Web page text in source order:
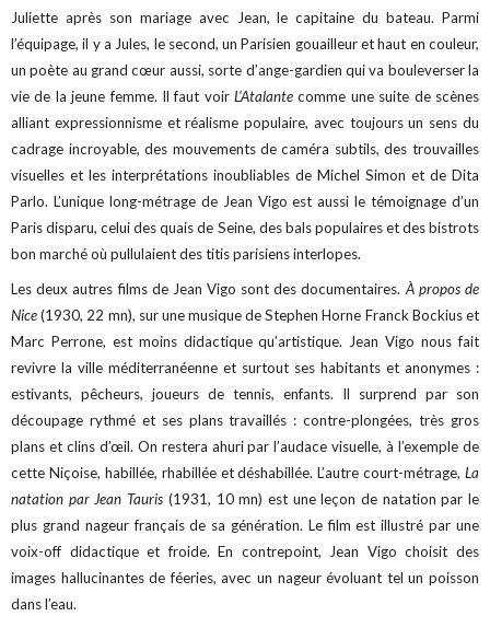
Juliette après son mariage avec Jean, le capitaine du bateau. Parmi
l’équipage, il y a Jules, le second, un Parisien gouailleur et haut en couleur,
un poète au grand cœur aussi, sorte d’ange-gardien qui va bouleverser la
vie de la jeune femme. Il faut voirL'Atalantecomme une suite de scènes
alliant expressionnisme et réalisme populaire, avec toujours un sens du
cadrage incroyable, des mouvements de caméra subtils, des trouvailles
visuelles et les interprétations inoubliables de Michel Simon et de Dita
Parlo. L’unique long-métrage de Jean Vigo est aussi le témoignage d’un
Paris disparu, celui des quais de Seine, des bals populaires et des bistrots
bon marché où pullulaient des titis parisiens interlopes.
Les deux autres films de Jean Vigo sont des documentaires.À propos de
Nice(1930, 22 mn), sur une musique de Stephen Horne Franck Bockius et
Marc Perrone, est moins didactique qu’artistique. Jean Vigo nous fait
revivre la ville méditerranéenne et surtout ses habitants et anonymes :
estivants, pêcheurs, joueurs de tennis, enfants. Il surprend par son
découpage rythmé et ses plans travaillés : contre-plongées, très gros
plans et clins d’œil. On restera ahuri par l’audace visuelle, à l’exemple de
cette Niçoise, habillée, rhabillée et déshabillée. L’autre court-métrage, La
natation par Jean Tauris (1931, 10 mn) est une leçon de natation par le
plus grand nageur français de sa génération. Le film est illustré par une
voix-off didactique et froide. En contrepoint, Jean Vigo choisit des
images hallucinantes de féeries, avec un nageur évoluant tel un poisson
dans l’eau.